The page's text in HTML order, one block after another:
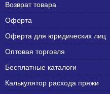
Возврат товара
Оферта
Оферта для юридических лиц
Оптовая торговля
Бесплатные каталоги
Калькулятор расхода пряжи